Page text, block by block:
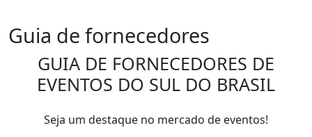
Guia de fornecedores
GUIA DE FORNECEDORES DE
EVENTOS DO SUL DO BRASIL
Seja um destaque no mercado de eventos!